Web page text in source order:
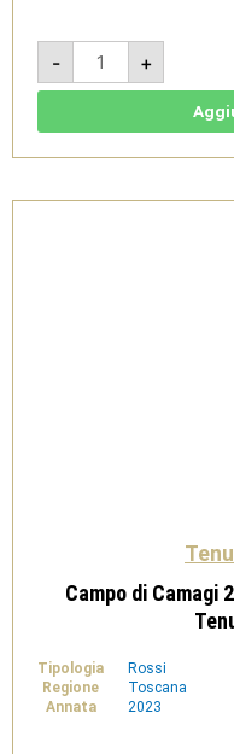
-
Campo
Tenaglia
2023
-
-
Trinoro
+
Campo di Camagi
Tipologia
Rossi
Regione
Toscana
Annata
2023